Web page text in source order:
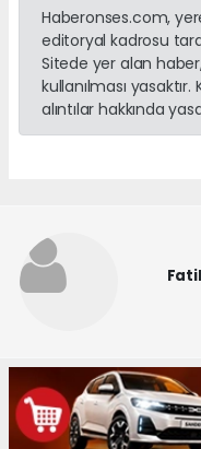
Haberonses.com,
editoryal kadrosu
Sitede yer alan
kullanılması
alıntılar hakkında